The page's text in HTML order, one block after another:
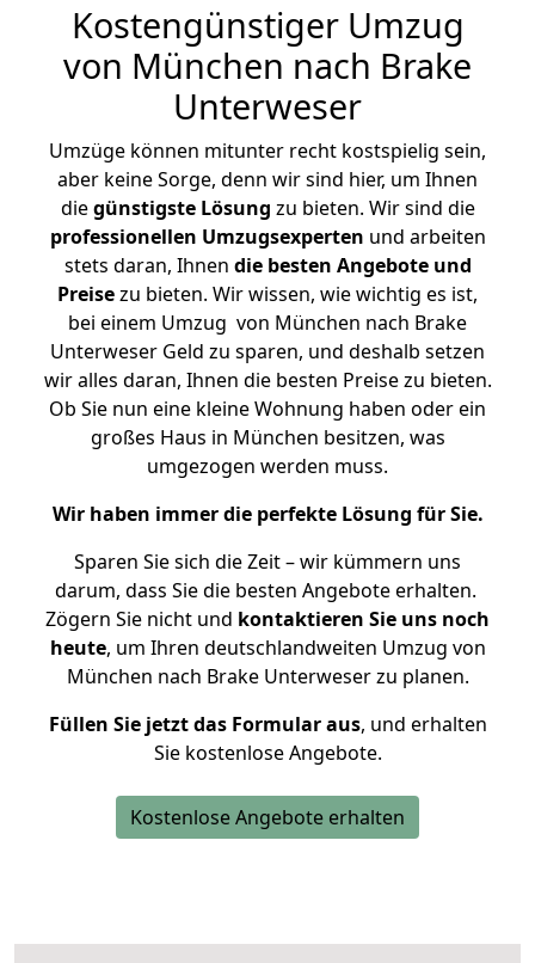
Kostengünstiger Umzug
von München nach Brake
Unterweser
Umzüge können mitunter recht kostspielig sein,
aber keine Sorge, denn wir sind hier, um Ihnen
diegünstigste Lösung zu bieten. Wir sind die
professionellen Umzugsexperten und arbeiten
stets daran, Ihnen die besten Angebote und
Preisezu bieten. Wir wissen, wie wichtig es ist,
bei einem Umzug von München nach Brake
Unterweser Geld zu sparen, und deshalb setzen
wir alles daran, Ihnen die besten Preise zu bieten.
Ob Sie nun eine kleine Wohnung haben oder ein
großes Haus in München besitzen, was
umgezogen werden muss.
Wir haben immer die perfekte Lösung für Sie.
Sparen Sie sich die Zeit – wir kümmern uns
darum, dass Sie die besten Angebote erhalten.
Zögern Sie nicht und kontaktieren Sie uns noch
heute, um Ihren deutschlandweiten Umzug von
München nach Brake Unterweser zu planen.
Füllen Sie jetzt das Formular aus, und erhalten
Sie kostenlose Angebote.
Kostenlose Angebote erhalten